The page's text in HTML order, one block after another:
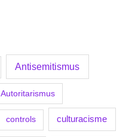
Antisemitismus
Autoritarismus
controls culturacisme